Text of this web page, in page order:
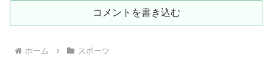
コメントを書き込む
ホーム スポーツ